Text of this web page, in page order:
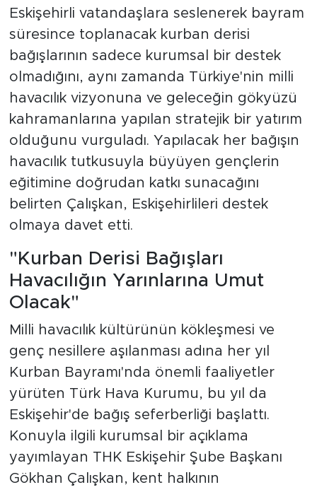
Eskişehirli vatandaşlara seslenerek bayram
süresince toplanacak kurban derisi
bağışlarının sadece kurumsal bir destek
olmadığını, aynı zamanda Türkiye'nin milli
havacılık vizyonuna ve geleceğin gökyüzü
kahramanlarına yapılan stratejik bir yatırım
olduğunu vurguladı. Yapılacak her bağışın
havacılık tutkusuyla büyüyen gençlerin
eğitimine doğrudan katkı sunacağını
belirten Çalışkan, Eskişehirlileri destek
olmaya davet etti.
"Kurban Derisi Bağışları
Havacılığın Yarınlarına Umut
Olacak"
Milli havacılık kültürünün kökleşmesi ve
genç nesillere aşılanması adına her yıl
Kurban Bayramı'nda önemli faaliyetler
yürüten Türk Hava Kurumu, bu yıl da
Eskişehir'de bağış seferberliği başlattı.
Konuyla ilgili kurumsal bir açıklama
yayımlayan THK Eskişehir Şube Başkanı
Gökhan Çalışkan, kent halkının